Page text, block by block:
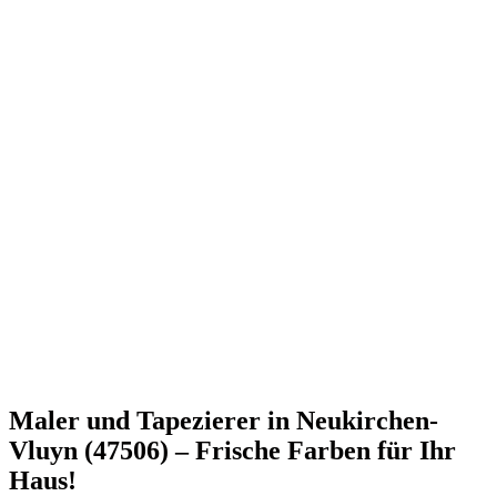
Maler und Tapezierer in Neukirchen-
Vluyn (47506) – Frische Farben für Ihr
Haus!